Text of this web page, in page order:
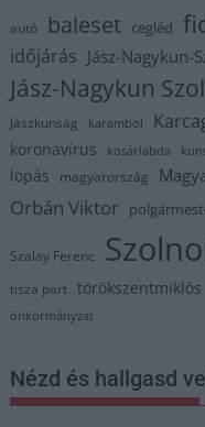
autó baleset cegléd
időjárás Jász-Nagykun-
Jász-Nagykun
Jászkunság karambol
koronavírus kosárlabda
lopás magyarország
Orbán Viktor
Szalay Ferenc
tisza part törökszentmiklós
önkormányzat
Nézd és hallgasd